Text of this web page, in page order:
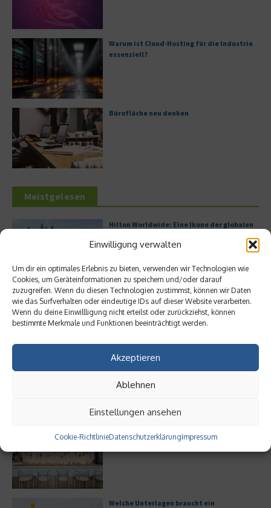
Einwilligung verwalten
Um dir ein optimales Erlebnis zu bieten, verwenden wir Technologien wie
Cookies, um Geräteinformationen zu speichern und/oder darauf
zuzugreifen. Wenn du diesen Technologien zustimmst, können wir Daten
wie das Surfverhalten oder eindeutige IDs auf dieser Website verarbeiten.
Wenn du deine Einwillligung nicht erteilst oder zurückziehst, können
bestimmte Merkmale und Funktionen beeinträchtigt werden.
Akzeptieren
Ablehnen
Einstellungen ansehen
Cookie-RichtlinieDatenschutzerklärungImpressum
Warum ist Cloud-Hosting für die Industrie
essenziell?
Bürofläche neu denken
Meistgelesen
Hilton Worldwide: Eine Ikone der globalen
Leitfaden zur Eröffnung eines
Geschäftskontos für kleine Unternehmen
Digitalisierung als Wettbewerbsvorteil
Digitale Transformation in kleinen
Welche Unterlagen braucht ein